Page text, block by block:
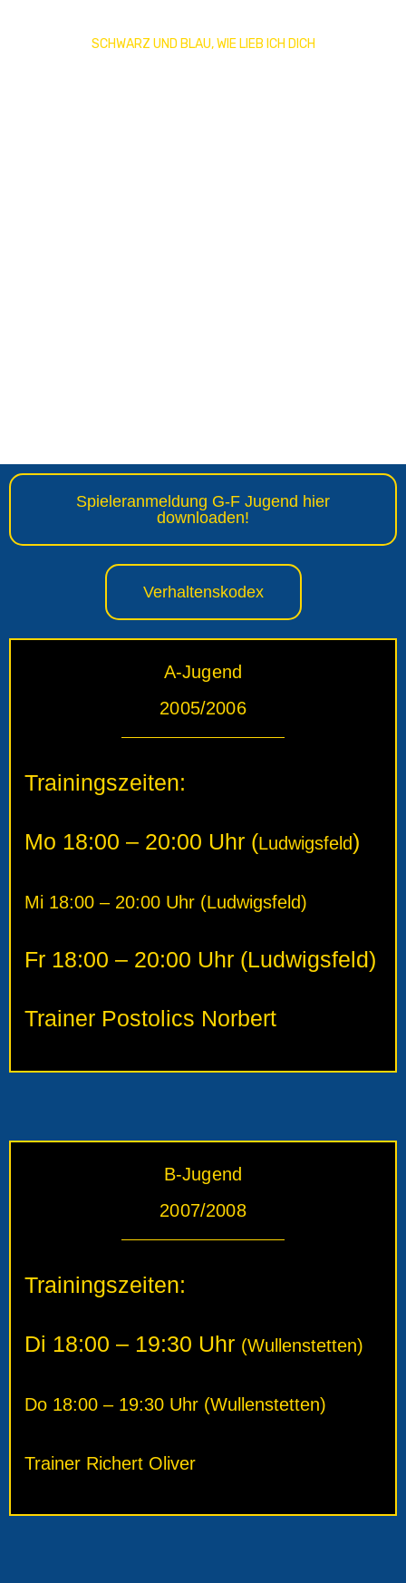
SCHWARZ UND BLAU, WIE LIEB ICH DICH
Spieleranmeldung G-F Jugend hier
downloaden!
Verhaltenskodex
A-Jugend
2005/2006
Trainingszeiten:
Mo 18:00 – 20:00 Uhr (Ludwigsfeld)
Mi 18:00 – 20:00 Uhr (Ludwigsfeld)
Fr 18:00 – 20:00 Uhr (Ludwigsfeld)
Trainer Postolics Norbert
B-Jugend
2007/2008
Trainingszeiten:
Di 18:00 – 19:30 Uhr (Wullenstetten)
Do 18:00 – 19:30 Uhr (Wullenstetten)
Trainer Richert Oliver